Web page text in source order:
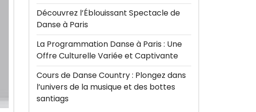
Découvrez l’Éblouissant Spectacle de
Danse à Paris
La Programmation Danse à Paris : Une
Offre Culturelle Variée et Captivante
Cours de Danse Country : Plongez dans
l’univers de la musique et des bottes
santiags